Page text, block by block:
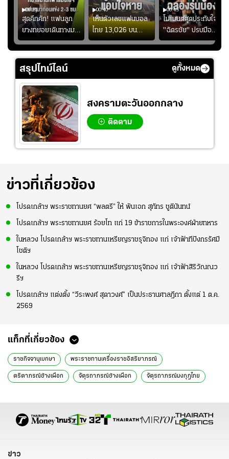
00:51
สุดคึกคัก! แฟนลูก
ยางทยอยเดินทางมา
หน้าสนามกีฬา
สมโภชฯ กันอย่าง
คึกคัก ก่อนเกมเริ่ม
2-3 ชั่วโมง
00:40
เห็นตัวเลขแฟนบอล
ไทย 13,026 บน
สกอร์บอร์ดแล้วแอบ
ใจหาย น้อยกว่านัดที่
00:45
โมเมนต์สุดประทับใจ!
"ฉัตรชัย" ปรบมือ
ฉลองประตูแรกให้
ดาวรุ่ง "เจะฮานาฟี"
ในสีเสื้อช้างศึกชุด
สรุปไทม์ไลน์ ดูทั้งหมด
สงครามตะวันออกกลาง
ติดตาม
ข่าวที่เกี่ยวข้อง
โปรดเกล้าฯ พระราชทานยศ “พลตรี” ให้ พันเอก สุภัทร ชูตินันทน์
โปรดเกล้าฯ พระราชทานยศ ร้อยโท แก่ 19 ข้าราชการในพระองค์ฝ่ายทหาร
ในหลวง โปรดเกล้าฯ พระราชทานเหรียญราชรุจิทอง แก่ เจ้าฟ้าทีปังกรรัศมี
โชติฯ
ในหลวง โปรดเกล้าฯ พระราชทานเหรียญราชรุจิทอง แก่ เจ้าฟ้าสิริวัณณว
รีฯ
โปรดเกล้าฯ แต่งตั้ง “วีระพงศ์ สุดาวงศ์” เป็นประธานศาลฎีกา ตั้งแต่ 1 ต.ค.
2569
แท็กที่เกี่ยวข้อง
ราชกิจจานุเบกษา พระราชทานเครื่องราชอิสริยาภรณ์
ตริตาภรณ์ช้างเผือก จัตุรถาภรณ์ช้างเผือก จัตุรถาภรณ์มงกุฎไทย
พลตำรวจตรี โดม ช่วยเทวฤทธิ์ พันตำรวจตรี สรวิศ ฉ่ำชื่น
ข่าว